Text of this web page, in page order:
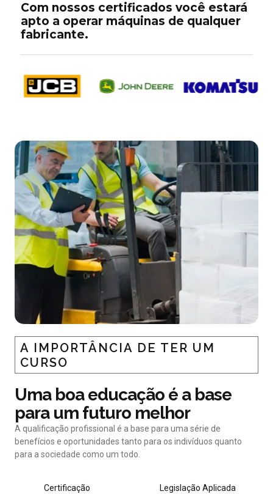
Com nossos certificados você estará
apto a operar máquinas de qualquer
fabricante.
A IMPORTÂNCIA DE TER UM
CURSO
Uma boa educação é a base
para um futuro melhor
A qualificação profissional é a base para uma série de
benefícios e oportunidades tanto para os indivíduos quanto
para a sociedade como um todo.
Certificação
Legislação Aplicada